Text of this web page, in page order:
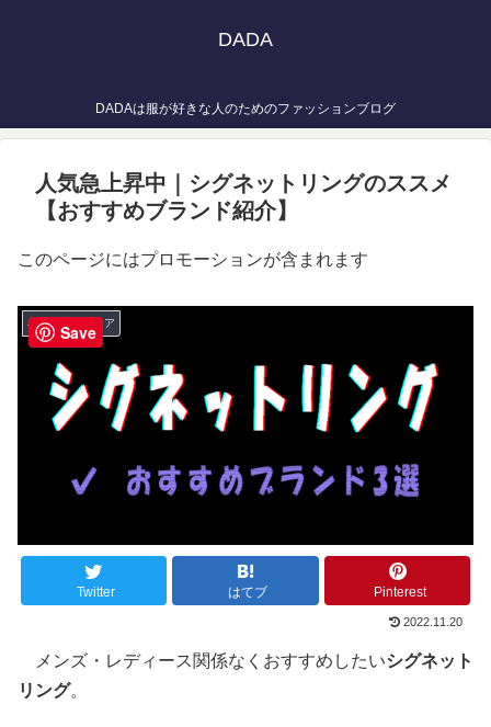
DADA
DADAは服が好きな人のためのファッションブログ
人気急上昇中｜シグネットリングのススメ
【おすすめブランド紹介】
このページにはプロモーションが含まれます
小物・インテリア
Twitter はてブ Pinterest
2022.11.20
メンズ・レディース関係なくおすすめしたいシグネット
リング。
Save